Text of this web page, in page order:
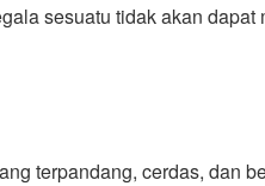
sesuatu tidak akan dapat
terpandang, cerdas, dan